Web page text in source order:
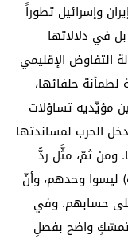
وإسرائيل تطوراً
في دلالاتها
التفاوض الإقليمي
لطمأنة حلفائها،
مؤيِّديه تساؤلات
الحرب لمساندتها
ومن ثمّ، مثَّل ردُّ
ليسوا وحدهم، وأنّ
حسابهم. وفي
تمسّكٍ واضح بفصلِ